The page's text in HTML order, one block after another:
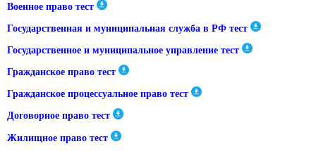
Военное право тест
Государственная и муниципальная служба в РФ тест
Государственное и муниципальное управление тест
Гражданское право тест
Гражданское процессуальное право тест
Договорное право тест
Жилищное право тест